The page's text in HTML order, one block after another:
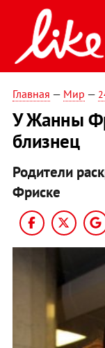
Главная — Мир —
У Жанны
близнец
Родители
Фриске